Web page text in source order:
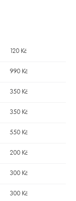
120 Kč
990 Kč
350 Kč
350 Kč
550 Kč
200 Kč
300 Kč
300 Kč